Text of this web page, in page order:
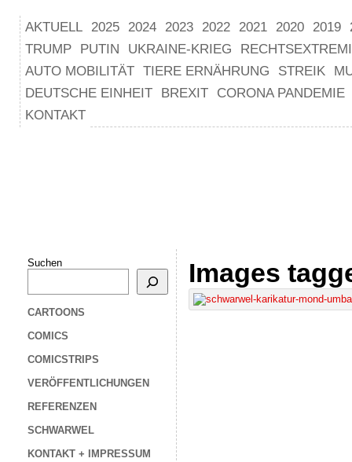
AKTUELL 2025 2024 2023 2022 2021 2020 2019
TRUMP
PUTIN UKRAINE-KRIEG
AUTO MOBILITÄT TIERE ERNÄHRUNG STREIK
DEUTSCHE EINHEIT
BREXIT
CORONA PANDEMIE
KONTAKT
Suchen
CARTOONS
COMICS
COMICSTRIPS
VERÖFFENTLICHUNGEN
REFERENZEN
SCHWARWEL
KONTAKT + IMPRESSUM
Images